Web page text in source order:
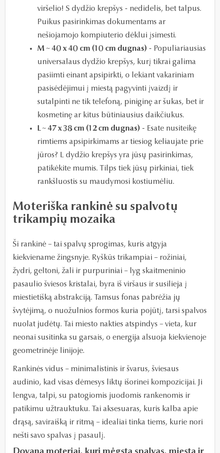
viršelio! S dydžio krepšys - nedidelis, bet talpus.
Puikus pasirinkimas dokumentams ar
nešiojamojo kompiuterio dėklui įsimesti.
M ~ 40 x 40 cm (10 cm dugnas) - Populiariausias
universalaus dydžio krepšys, kurį tikrai galima
pasiimti einant apsipirkti, o lekiant vakariniam
pasisėdėjimui į miestą pagyvinti įvaizdį ir
sutalpinti ne tik telefoną, piniginę ar šukas, bet ir
kosmetinę ar kitus būtiniausius daikčiukus.
L ~ 47 x 38 cm (12 cm dugnas) - Esate nusiteikę
rimtiems apsipirkimams ar tiesiog keliaujate prie
jūros? L dydžio krepšys yra jūsų pasirinkimas,
patikėkite mumis. Tilps tiek jūsų pirkiniai, tiek
rankšluostis su maudymosi kostiumėliu.
Moteriška rankinė su spalvotų
trikampių mozaika
Ši rankinė – tai spalvų sprogimas, kuris atgyja
kiekviename žingsnyje. Ryškūs trikampiai – rožiniai,
žydri, geltoni, žali ir purpuriniai – lyg skaitmeninio
pasaulio šviesos kristalai, byra iš viršaus ir susilieja į
miestietišką abstrakciją. Tamsus fonas pabrėžia jų
švytėjimą, o nuožulnios formos kuria pojūtį, tarsi spalvos
nuolat judėtų. Tai miesto nakties atspindys – vieta, kur
neonai susitinka su garsais, o energija alsuoja kiekvienoje
geometrinėje linijoje.
Rankinės vidus – minimalistinis ir švarus, šviesaus
audinio, kad visas dėmesys liktų išorinei kompozicijai. Ji
lengva, talpi, su patogiomis juodomis rankenomis ir
patikimu užtrauktuku. Tai aksesuaras, kuris kalba apie
drąsą, saviraišką ir ritmą – idealiai tinka tiems, kurie nori
nešti savo spalvas į pasaulį.